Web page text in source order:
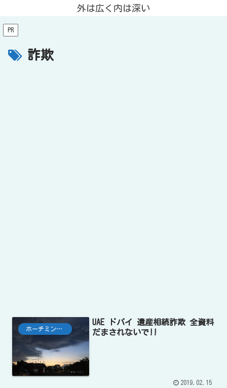
外は広く内は深い
PR
詐欺
ホーチミン市の生活
UAE ドバイ 遺産相続詐欺 全資料
だまされないで!!
2019.02.15